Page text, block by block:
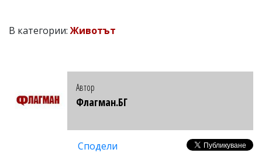
В категории:Животът
Автор
Флагман.БГ
Сподели